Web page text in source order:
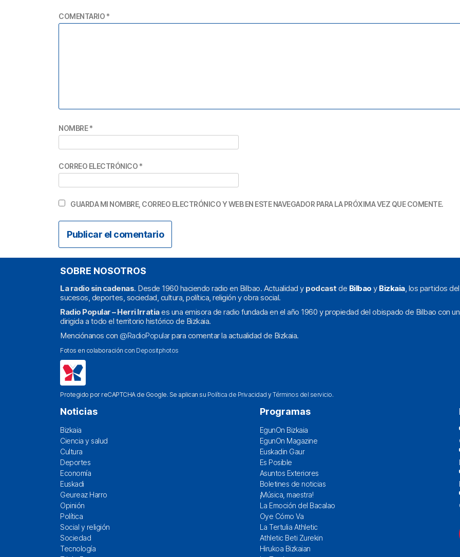
COMENTARIO *
NOMBRE*
CORREO ELECTRÓNICO *
GUARDA MI NOMBRE, CORREO ELECTRÓNICO Y WEB EN ESTE NAVEGADOR PARA LA PRÓXIMA VEZ QUE COMENTE.
SOBRE NOSOTROS
La radio sin cadenas. Desde 1960 haciendo radio en Bilbao. Actualidad y podcast de Bilbao y Bizkaia, los partidos
sucesos, deportes, sociedad, cultura, política, religión y obra social.
Radio Popular – Herri Irratiaes una emisora de radio fundada en el año 1960 y propiedad del obispado de Bilbao con
dirigida a todo el territorio histórico de Bizkaia.
Menciónanos con @RadioPopularpara comentar la actualidad de Bizkaia.
Fotos en colaboración con Depositphotos
Protegido por reCAPTCHA de Google. Se aplican su Política de Privacidad yTérminos del servicio.
Noticias
Bizkaia
Ciencia y salud
Cultura
Deportes
Economía
Euskadi
Geureaz Harro
Opinión
Política
Social y religión
Sociedad
Tecnología
Programas
EgunOn Bizkaia
EgunOn Magazine
Euskadin Gaur
Es Posible
Asuntos Exteriores
Boletines de noticias
¡Música, maestra!
La Emoción del Bacalao
Oye Cómo Va
La Tertulia Athletic
Athletic Beti Zurekin
Hirukoa Bizkaian